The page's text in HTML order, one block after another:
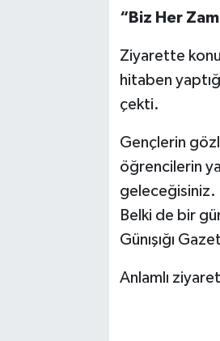
“Biz Her
Ziyarette
hitaben
çekti.
Gençlerin
öğrencilerin
geleceğisiniz.
Belki de bir
Günışığı
Anlamlı